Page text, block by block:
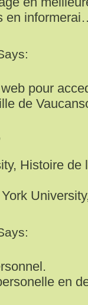
en
pour
de
Histoire de
en